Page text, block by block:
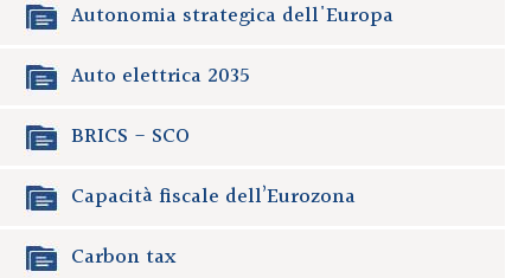
Autonomia strategica dell'Europa
Auto elettrica 2035
BRICS - SCO
Capacità fiscale dell’Eurozona
Carbon tax